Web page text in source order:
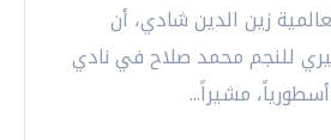
زين الدين شادي، أن
للنجم محمد صلاح في نادي
مشيراً...